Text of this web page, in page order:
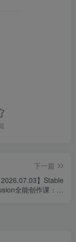
下一篇
2026.07.03】Stable
全能创作课：绘